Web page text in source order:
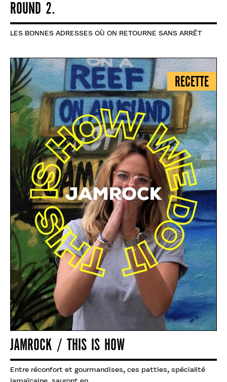
ROUND 2.
LES BONNES ADRESSES OÙ ON RETOURNE SANS ARRÊT
JAMROCK / THIS IS HOW
Entre réconfort et gourmandises, ces patties, spécialité
RECETTE